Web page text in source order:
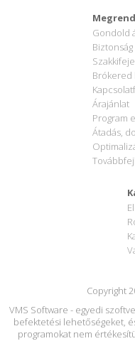
Gondold
Brókered
Árajánlat
Program
Átadás,
Copyright
VMS Software - egyedi
befektetési lehetőségeket,
programokat nem